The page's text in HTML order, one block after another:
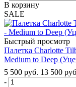
В корзину
SALE
Быстрый просмотр
Палетка Charlotte
Medium to Deep
5 500 руб. 13 500
-